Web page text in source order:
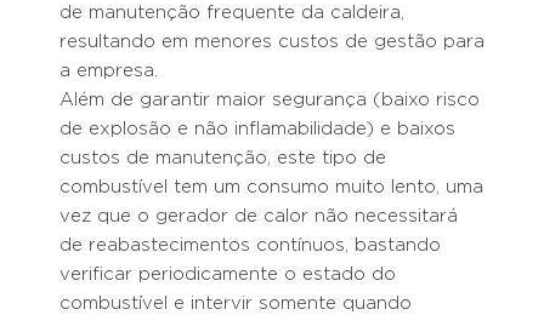
de manutenção frequente da caldeira,
resultando em menores custos de gestão para
a empresa.
Além de garantir maior segurança (baixo risco
de explosão e não inflamabilidade) e baixos
custos de manutenção, este tipo de
combustível tem um consumo muito lento, uma
vez que o gerador de calor não necessitará
de reabastecimentos contínuos, bastando
verificar periodicamente o estado do
combustível e intervir somente quando